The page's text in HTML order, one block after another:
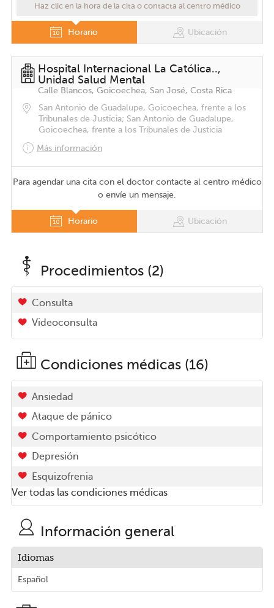
Haz clic en la hora de la cita o contacta al centro médico
Horario Ubicación
Hospital Internacional La Católica..,
Unidad Salud Mental
Calle Blancos, Goicoechea, San José, Costa Rica
San Antonio de Guadalupe, Goicoechea, frente a los
Tribunales de Justicia; San Antonio de Guadalupe,
Goicoechea, frente a los Tribunales de Justicia
Más información
Para agendar una cita con el doctor contacte al centro médico
o envíe un mensaje.
Horario Ubicación
Procedimientos (2)
Consulta
Videoconsulta
Condiciones médicas (16)
Ansiedad
Ataque de pánico
Comportamiento psicótico
Depresión
Esquizofrenia
Ver todas las condiciones médicas
Información general
Idiomas
Español